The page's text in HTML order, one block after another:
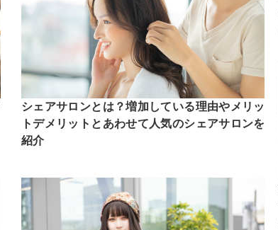
シェアサロンとは？増加している理由やメリッ
トデメリットとあわせて人気のシェアサロンを
紹介